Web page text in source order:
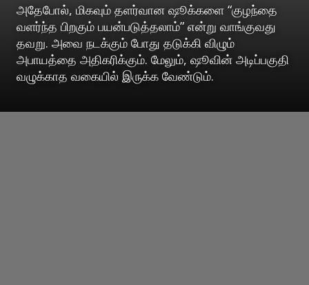
அதேபோல், மிகவும் தளர்வான ஷூக்களை “குழந்தை
வளர்ந்த பிறகும் பயன்படுத்தலாம்” என்று வாங்குவது
தவறு. அவை நடக்கும் போது தடுக்கி விழும்
அபாயத்தை அதிகரிக்கும். மேலும், ஷூவின் அடிப்பகுதி
வழுக்காத வகையில் இருக்க வேண்டும்.